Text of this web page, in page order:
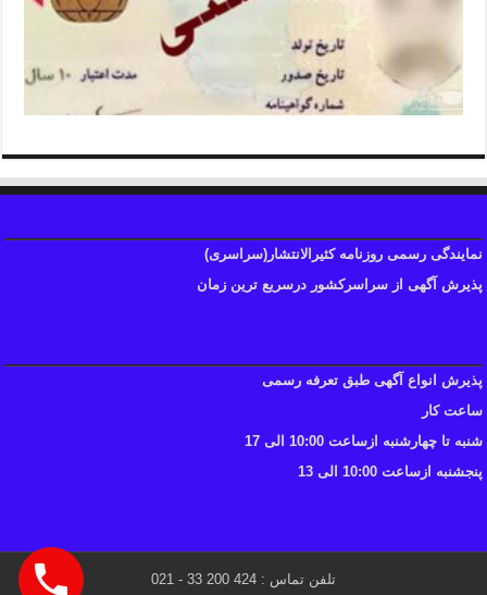
نمایندگی رسمی روزنامه کثیرالانتشار(سراسری)
پذیرش آگهی از سراسرکشور درسریع ترین زمان
پذیرش انواع آگهی طبق تعرفه رسمی
ساعت کار
شنبه تا چهارشنبه ازساعت 10:00 الی 17
پنجشنبه ازساعت 10:00 الی 13
تلفن تماس : 424 200 33 - 021